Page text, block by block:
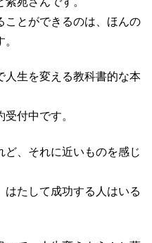
ことができるのは、ほんの
人生を変える教科書的な本
付中です。
ど、それに近いものを感じ
はたして成功する人はいる